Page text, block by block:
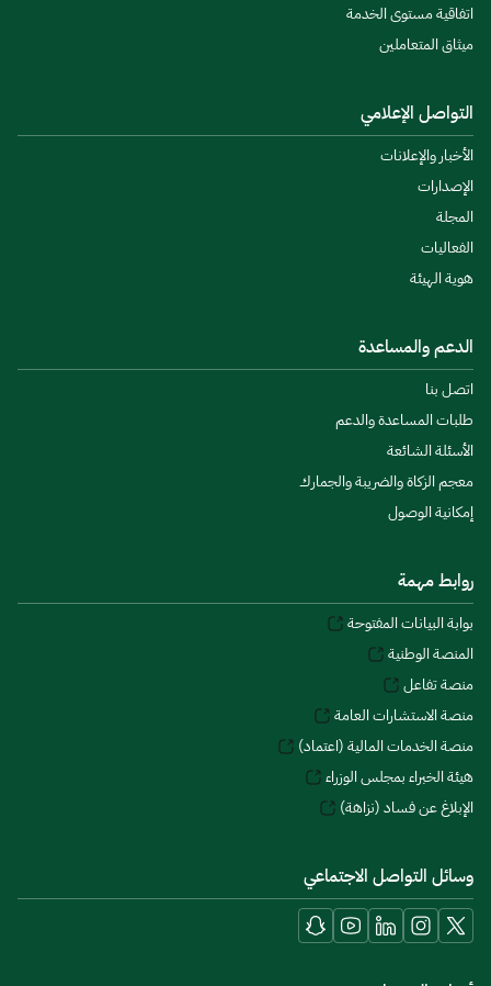
اتفاقية مستوى الخدمة
ميثاق المتعاملين
التواصل الإعلامي
الأخبار والإعلانات
الإصدارات
المجلة
الفعاليات
هوية الهيئة
الدعم والمساعدة
اتصل بنا
طلبات المساعدة والدعم
الأسئلة الشائعة
معجم الزكاة والضريبة والجمارك
إمكانية الوصول
روابط مهمة
بوابة البيانات المفتوحة
المنصة الوطنية
منصة تفاعل
منصة الاستشارات العامة
منصة الخدمات المالية (اعتماد)
هيئة الخبراء بمجلس الوزراء
الإبلاغ عن فساد (نزاهة)
وسائل التواصل الاجتماعي